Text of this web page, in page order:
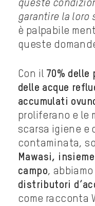
queste
garantire la loro
è palpabile
queste
Con il 70% delle
delle acque
accumulati
proliferano e le
scarsa igiene e
contaminata,
Mawasi,
campo, abbiamo
distributori
come racconta